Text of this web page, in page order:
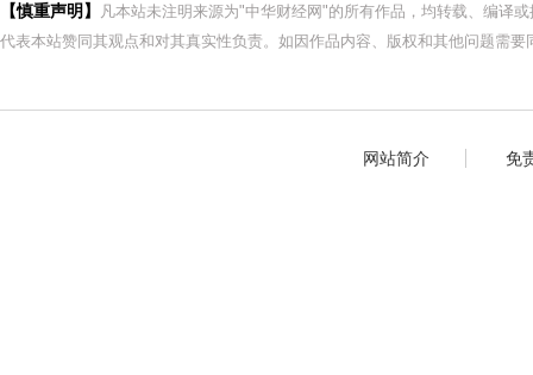
【慎重声明】
凡本站未注明来源为"中华财经网"的所有作品，均转载、编译
代表本站赞同其观点和对其真实性负责。如因作品内容、版权和其他问题需
网站简介 免